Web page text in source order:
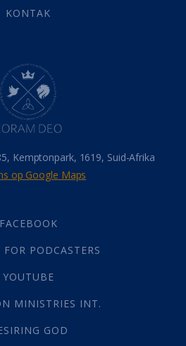
(31)
(14)
(1)
(19)
liggaam
(27)
Vader(12)
(23)
(1)
KONTAK
Kemptonpark, 1619, Suid-Afrika
op Google Maps
FACEBOOK
FOR PODCASTERS
YOUTUBE
MINISTRIES INT.
GOD